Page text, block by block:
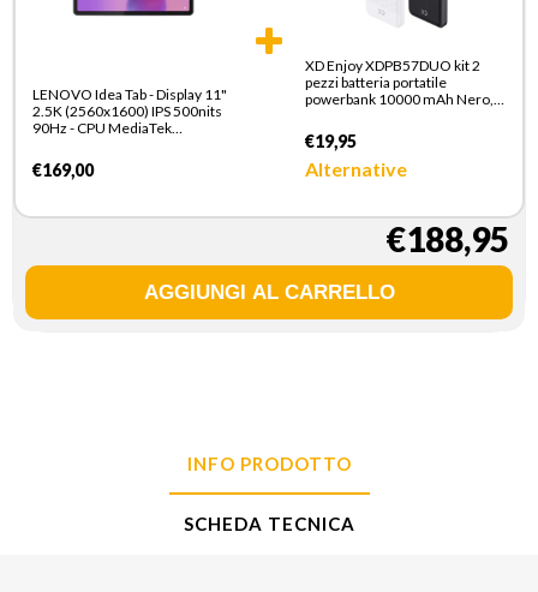
LENOVO Idea Tab - Display 11"
2.5K (2560x1600) IPS 500nits
90Hz - CPU MediaTek
Memoria 128GB UFS - Grafica
ARM Mali G57 MC2 -
- Android 15 - Tab Pen Inclusi
€169,00
XD Enjoy XDPB57DUO kit 2
pezzi batteria portatile
powerbank 10000 mAh Nero,
€19,95
Alternative
€188,95
INFO PRODOTTO
SCHEDA TECNICA